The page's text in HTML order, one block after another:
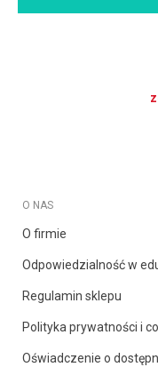
O NAS
O firmie
Odpowiedzialność w
Regulamin sklepu
Polityka prywatności i
Oświadczenie o